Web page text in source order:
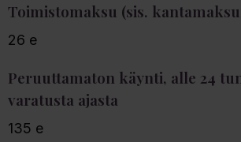
Toimistomaksu (sis.
26 e
Peruuttamaton käynti, alle 24
varatusta ajasta
135 e